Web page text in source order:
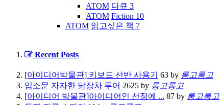
ATOM 다큐 3
ATOM Fiction 10
ATOM 읽고싶은 책 7
Recent Posts
[아이디어박물관] 키보드 선반 사용기 63 by 롱고롱고
입소문 자자한 닭장차 투어 2625 by 롱고롱고
[아이디어 박물관]아이디어인 선정에 ... 87 by 롱고롱고